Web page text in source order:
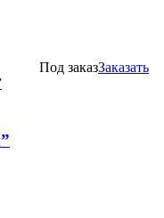
Под заказЗаказать